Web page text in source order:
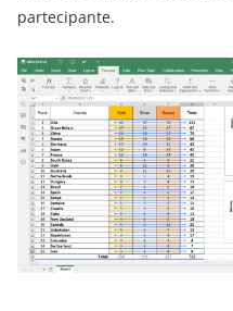
partecipante.